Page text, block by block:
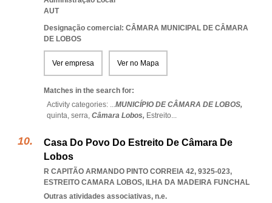
AUT
Designação comercial: CÂMARA MUNICIPAL DE CÂMARA
DE LOBOS
Ver empresa Ver no Mapa
Matches in the search for:
Activity categories: ...MUNICÍPIO DE CÂMARA DE LOBOS,
quinta, serra, Câmara Lobos, Estreito...
Casa Do Povo Do Estreito De Câmara De
Lobos
R CAPITÃO ARMANDO PINTO CORREIA 42, 9325-023,
ESTREITO CAMARA LOBOS, ILHA DA MADEIRA FUNCHAL
Outras atividades associativas, n.e.